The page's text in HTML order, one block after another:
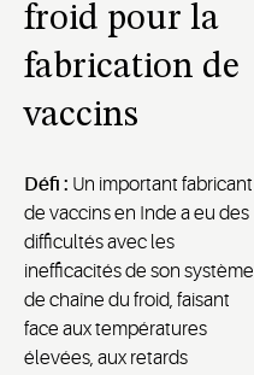
froid pour la
fabrication de
vaccins
Défi : Un important fabricant
de vaccins en Inde a eu des
difficultés avec les
inefficacités de son système
de chaîne du froid, faisant
face auxtempératures
élevées, aux retards